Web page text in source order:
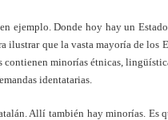
ejemplo. Donde hoy hay un
que la vasta mayoría de los
minorías étnicas,
identatarias.
Allí también hay minorías. Es